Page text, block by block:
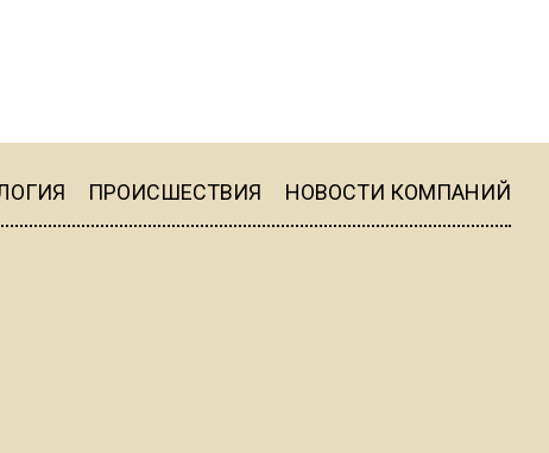
ограничат движение на
ПРОИСШЕСТВИЯ НОВОСТИ КОМПАНИЙ